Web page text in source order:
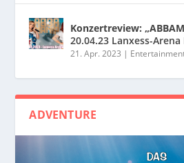
Konzertreview:
20.04.23 Lanxess-Arena
21. Apr. 2023 |
ADVENTURE